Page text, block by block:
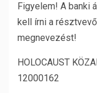
Figyelem! A banki
kell írni a
megnevezést!
HOLOCAUST
12000162